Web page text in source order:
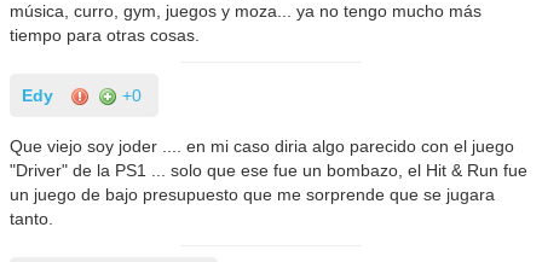
música, curro, gym, juegos y moza... ya no tengo mucho más
tiempo para otras cosas.
Edy +0
Que viejo soy joder .... en mi caso diria algo parecido con el juego
"Driver" de la PS1 ... solo que ese fue un bombazo, el Hit & Run fue
un juego de bajo presupuesto que me sorprende que se jugara
tanto.